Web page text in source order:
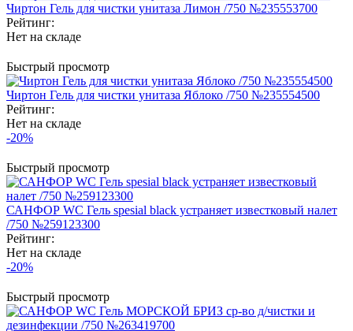
Чиртон Гель для чистки унитаза Лимон /750 №235553700
Рейтинг:
Нет на складе
Быстрый просмотр
Чиртон Гель для чистки унитаза Яблоко /750 №235554500
Рейтинг:
Нет на складе
-20%
Быстрый просмотр
САНФОР WC Гель spesial black устраняет известковый налет
/750 №259123300
Рейтинг:
Нет на складе
-20%
Быстрый просмотр